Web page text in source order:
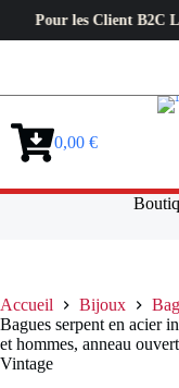
les Client B2C
Panier0,00 €
Accueil Bijoux
Bagues serpent en acier
et hommes, anneau
Vintage